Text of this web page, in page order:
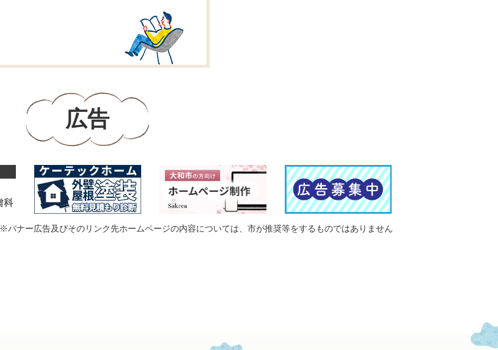
広告
※バナー広告及びそのリンク先ホームページの内容については、市が推奨等をするものではありません